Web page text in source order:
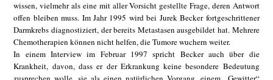
wissen, vielmehr als eine mit aller Vorsicht gestellte Frage, deren Antwort
offen bleiben muss. Im Jahr 1995 wird bei Jurek Becker fortgeschrittener
Darmkrebs diagnostiziert, der bereits Metastasen ausgebildet hat. Mehrere
Chemotherapien können nicht helfen, die Tumore wuchern weiter.
In einem Interview im Februar 1997 spricht Becker auch über die
Krankheit, davon, dass er der Erkrankung keine besondere Bedeutung